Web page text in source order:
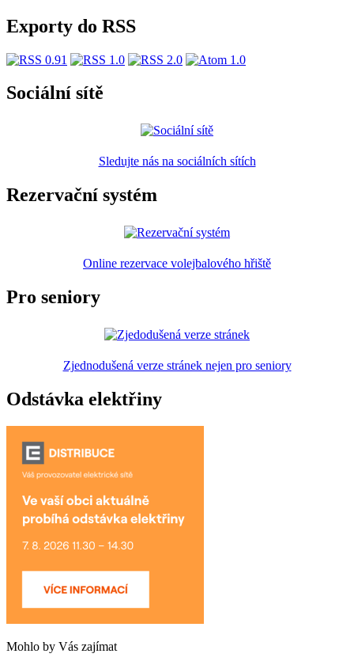
Exporty do RSS
Sociální sítě
Sledujte nás na sociálních sítích
Rezervační systém
Online rezervace volejbalového hřiště
Pro seniory
Zjednodušená verze stránek nejen pro seniory
Odstávka elektřiny
Mohlo by Vás zajímat